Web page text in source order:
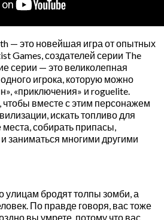
— это новейшая игра от опытных
Games, создателей серии The
серии — это великолепная
игрока, которую можно
«приключения» и roguelite.
вместе с этим персонажем
искать топливо для
собирать припасы,
заниматься многими другими
улицам бродят толпы зомби, а
По правде говоря, вас тоже
вы умрете, потому что вас